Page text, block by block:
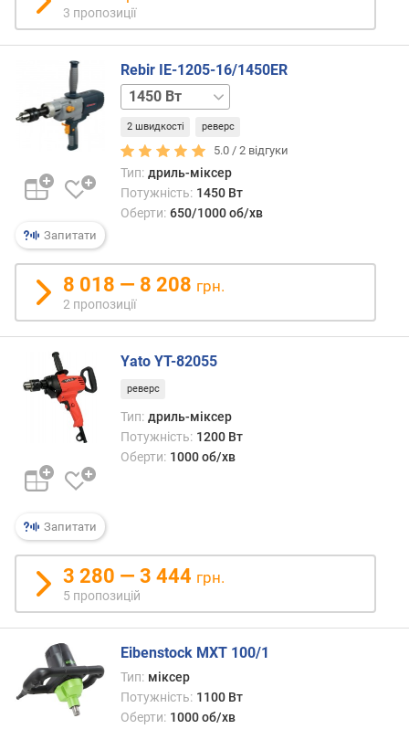
д
ш
е
и
х
д
о
д
о
г
и
і
о
р
о
г
и
х
д
о
д
3 пропозиції
Запитати
Rebir IE-1205-16/1450ER
1300 Вт1700 Вт
2 швидкості реверс
5.0 /2 відгуки
Тип: дриль-міксер
Потужність: 1450 Вт
Оберти: 650/1000 об/хв
8 018 — 8 208 грн.
2 пропозиції
Запитати
Yato YT-82055
реверс
Тип: дриль-міксер
Потужність: 1200 Вт
Оберти: 1000 об/хв
3 280 — 3 444 грн.
5 пропозицій
Eibenstock MXT 100/1
Тип: міксер
Потужність: 1100 Вт
Оберти: 1000 об/хв